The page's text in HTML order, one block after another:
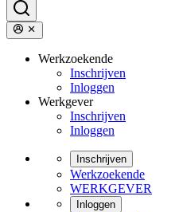
Werkzoekende
Inschrijven
Inloggen
Werkgever
Inschrijven
Inloggen
Inschrijven
Werkzoekende
WERKGEVER
Inloggen